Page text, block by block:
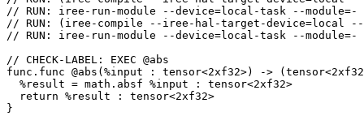
// RUN: iree-run-module --device=local-task --
// RUN: (iree-compile --iree-hal-target-device=local
// RUN: iree-run-module --device=local-task --
// CHECK-LABEL: EXEC @abs
func.func @abs(%input : tensor<2xf32>) ->
  %result = math.absf %input : tensor<2xf32>
  return %result : tensor<2xf32>
}